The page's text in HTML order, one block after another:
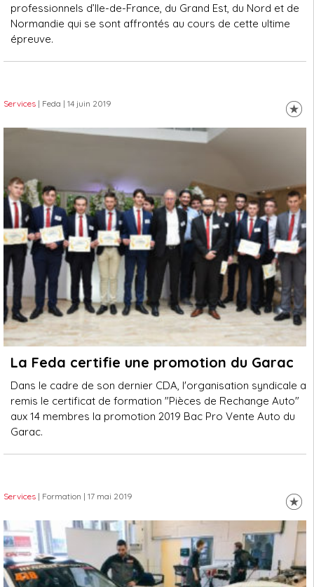
professionnels d’Ile-de-France, du Grand Est, du Nord et de
Normandie qui se sont affrontés au cours de cette ultime
épreuve.
Services | Feda | 14 juin 2019
La Feda certifie une promotion du Garac
Dans le cadre de son dernier CDA, l'organisation syndicale a
remis le certificat de formation "Pièces de Rechange Auto"
aux 14 membres la promotion 2019 Bac Pro Vente Auto du
Garac.
Services | Formation | 17 mai 2019